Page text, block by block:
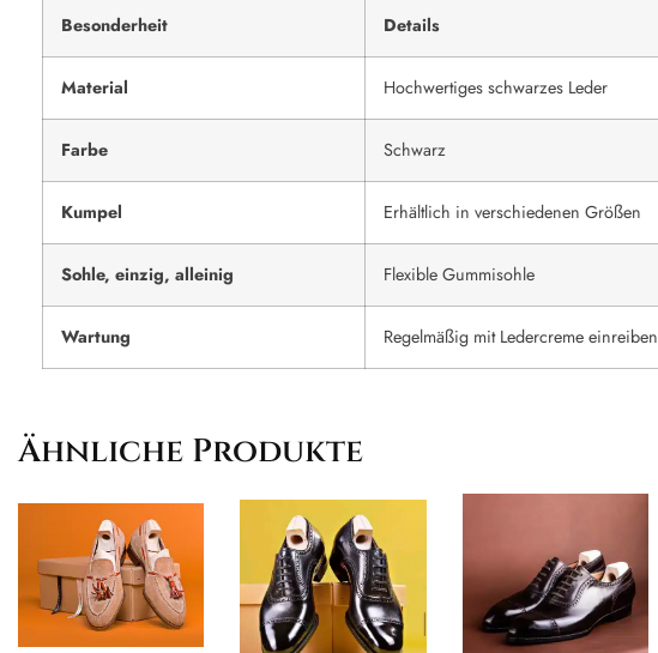
Besonderheit Details
Material Hochwertiges schwarzes Leder
Farbe Schwarz
Kumpel Erhältlich in verschiedenen Größen
Sohle, einzig, alleinig Flexible Gummisohle
Wartung Regelmäßig mit Ledercreme einreiben
Ähnliche Produkte